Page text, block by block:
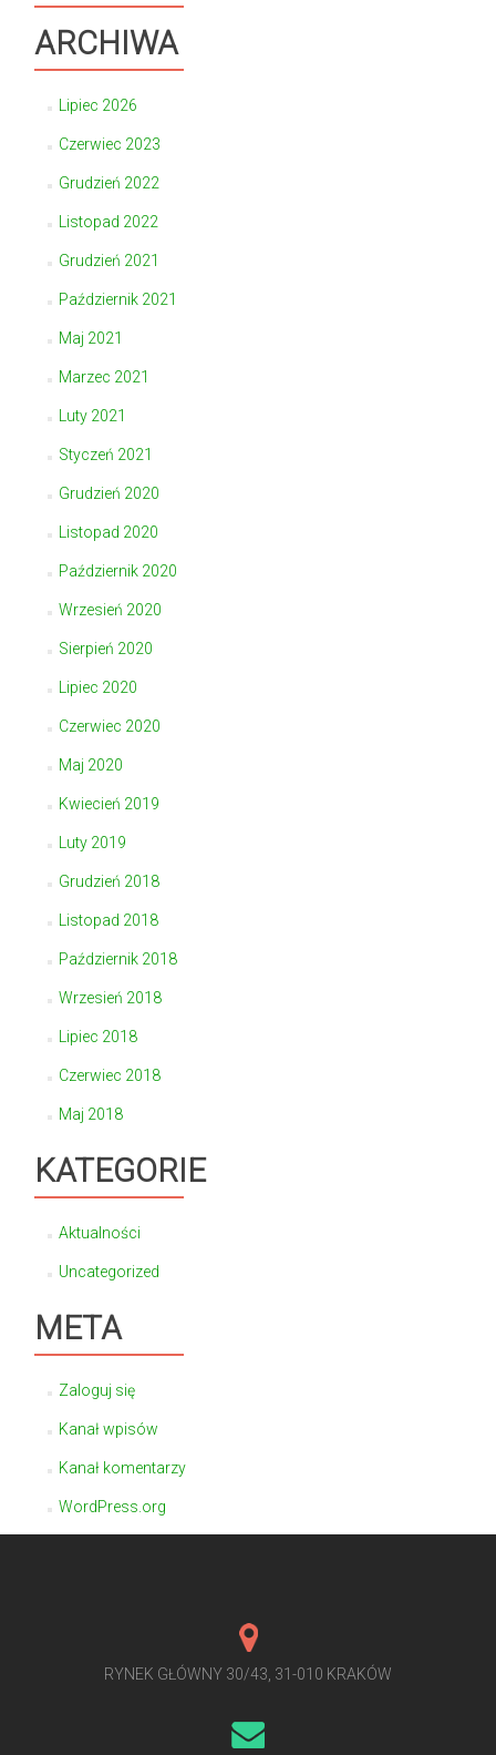
ARCHIWA
Lipiec 2026
Czerwiec 2023
Grudzień 2022
Listopad 2022
Grudzień 2021
Październik 2021
Maj 2021
Marzec 2021
Luty 2021
Styczeń 2021
Grudzień 2020
Listopad 2020
Październik 2020
Wrzesień 2020
Sierpień 2020
Lipiec 2020
Czerwiec 2020
Maj 2020
Kwiecień 2019
Luty 2019
Grudzień 2018
Listopad 2018
Październik 2018
Wrzesień 2018
Lipiec 2018
Czerwiec 2018
Maj 2018
KATEGORIE
Aktualności
Uncategorized
META
Zaloguj się
Kanał wpisów
Kanał komentarzy
WordPress.org
RYNEK GŁÓWNY 30/43, 31-010 KRAKÓW